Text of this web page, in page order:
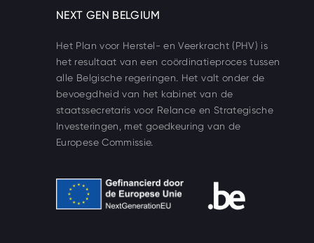
NEXT GEN BELGIUM
Het Plan voor Herstel- en Veerkracht (PHV) is
het resultaat van een coördinatieproces tussen
alle Belgische regeringen. Het valt onder de
bevoegdheid van het kabinet van de
staatssecretaris voor Relance en Strategische
Investeringen, met goedkeuring van de
Europese Commissie.